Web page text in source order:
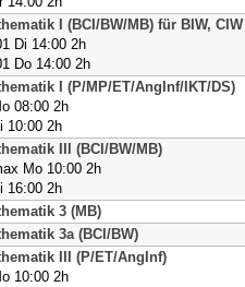
I (BCI/BW/MB) für BIW, CIW
Di 14:00 2h
Do 14:00 2h
I (P/MP/ET/AngInf/IKT/DS)
08:00 2h
10:00 2h
III (BCI/BW/MB)
Mo 10:00 2h
16:00 2h
3 (MB)
3a (BCI/BW)
III (P/ET/AngInf)
10:00 2h